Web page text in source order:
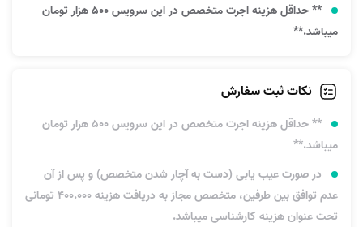
** حداقل هزینه اجرت متخصص در این سرویس 500 هزار تومان
میباشد.**
نکات ثبت سفارش
** حداقل هزینه اجرت متخصص در این سرویس 500 هزار تومان
میباشد.**
در صورت عیب یابی (دست به آچار شدن متخصص) و پس از آن
عدم توافق بین طرفین، متخصص مجاز به دریافت هزینه 400.000 تومانی
تحت عنوان هزینه کارشناسی میباشد.